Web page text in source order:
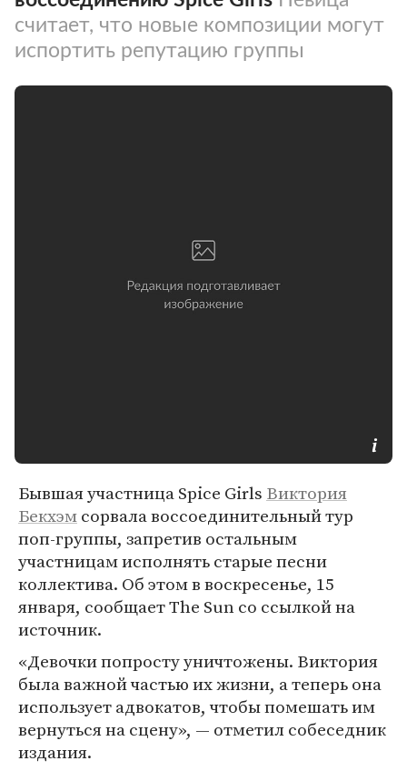
считает, что новые композиции могут
испортить репутацию группы
Бывшая участница Spice Girls Виктория
Бекхэмсорвала воссоединительный тур
поп-группы, запретив остальным
участницам исполнять старые песни
коллектива. Об этом в воскресенье, 15
января, сообщает The Sun со ссылкой на
источник.
«Девочки попросту уничтожены. Виктория
была важной частью их жизни, а теперь она
использует адвокатов, чтобы помешать им
вернуться на сцену», — отметил собеседник
издания.